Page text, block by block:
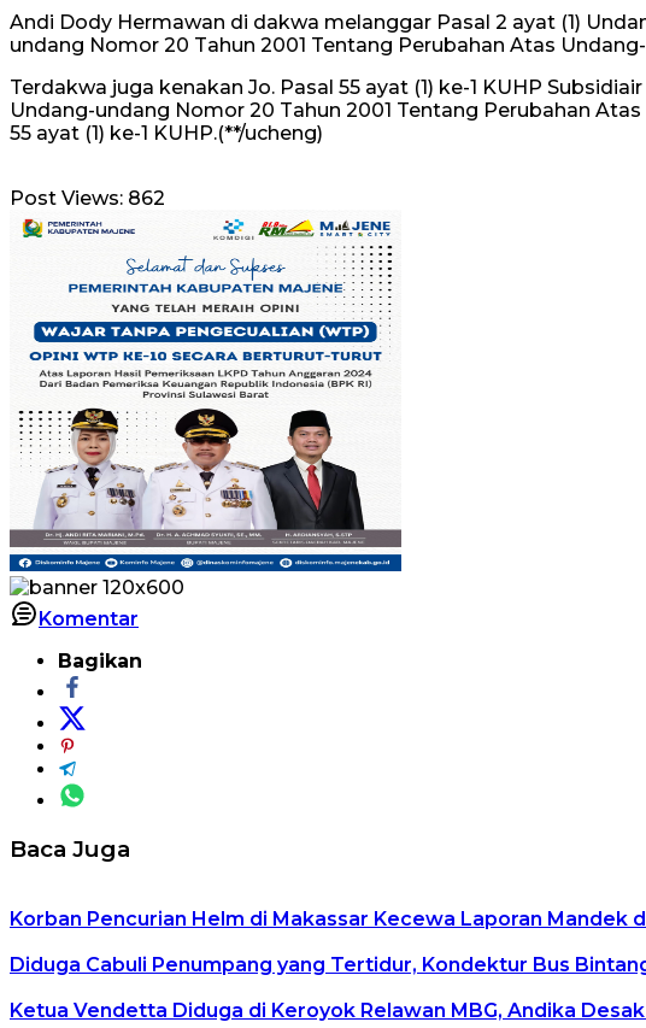
Andi Dody Hermawan di dakwa melanggar Pasal 2 ayat (1)
undang Nomor 20 Tahun 2001 Tentang Perubahan Atas
Terdakwa juga kenakan Jo. Pasal 55 ayat (1) ke-1 KUHP
Undang-undang Nomor 20 Tahun 2001 Tentang Perubahan
55 ayat (1) ke-1 KUHP.(**/ucheng)
Post Views: 862
Komentar
Bagikan
Baca Juga
Korban Pencurian Helm di Makassar Kecewa Laporan Mandek
Diduga Cabuli Penumpang yang Tertidur, Kondektur Bus
Ketua Vendetta Diduga di Keroyok Relawan MBG, Andika